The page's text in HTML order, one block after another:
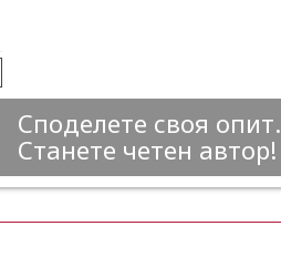
Споделете своя опит.
Станете четен автор!